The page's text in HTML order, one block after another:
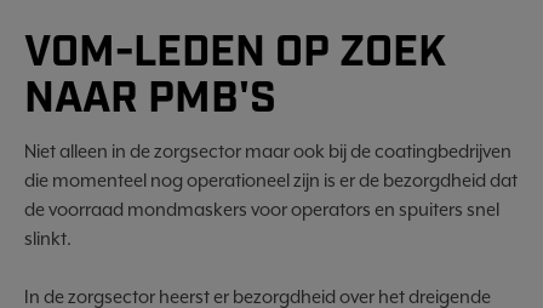
VOM-LEDEN OP ZOEK
NAAR PMB'S
Niet alleen in de zorgsector maar ook bij de coatingbedrijven
die momenteel nog operationeel zijn is er de bezorgdheid dat
de voorraad mondmaskers voor operators en spuiters snel
slinkt.
In de zorgsector heerst er bezorgdheid over het dreigende